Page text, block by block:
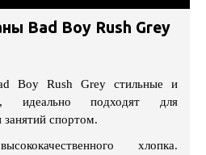
Bad Boy Rush Grey
Boy Rush Grey стильные и
идеально подходят для
занятий спортом.
хлопка.